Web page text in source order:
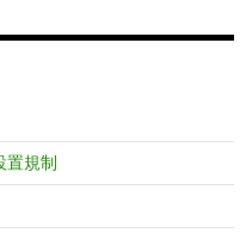
置規制